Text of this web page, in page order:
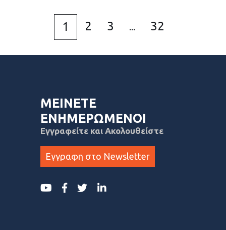
1 2 3 ... 32
ΜΕΙΝΕΤΕ
ΕΝΗΜΕΡΩΜΕΝΟΙ
Εγγραφείτε και Ακολουθείστε
Εγγραφη στο Newsletter